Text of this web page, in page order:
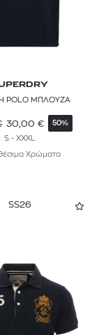
POLO ΜΠΛΟΥΖΑ
30,00 € 50%
S - XXXL
Χρώματα
SS26